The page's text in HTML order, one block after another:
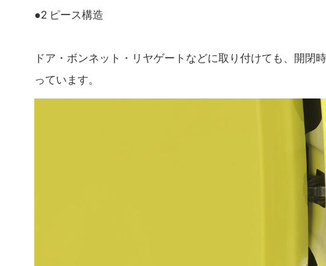
●2 ピース構造
ドア・ボンネット・リヤゲートなどに取り付けても、開閉
っています。